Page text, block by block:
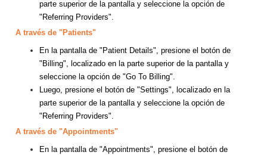
parte superior de la pantalla y seleccione la opción de
"Referring Providers".
A través de "Patients"
En la pantalla de "Patient Details", presione el botón de
"Billing", localizado en la parte superior de la pantalla y
seleccione la opción de "Go To Billing".
Luego, presione el botón de "Settings", localizado en la
parte superior de la pantalla y seleccione la opción de
"Referring Providers".
A través de "Appointments"
En la pantalla de "Appointments", presione el botón de